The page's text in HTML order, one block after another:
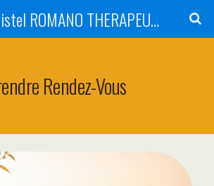
Anne-Christel ROMANO THERAPEUTE MONTPELLIER
Rendez-Vous